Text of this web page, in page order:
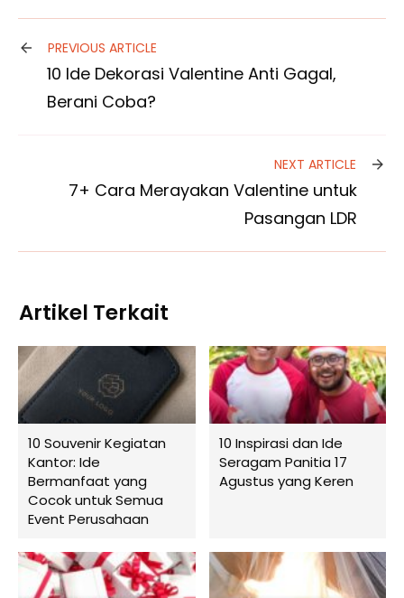
PREVIOUS ARTICLE
10 Ide Dekorasi Valentine Anti Gagal,
Berani Coba?
NEXT ARTICLE
7+ Cara Merayakan Valentine untuk
Pasangan LDR
Artikel Terkait
10 Souvenir Kegiatan
Kantor: Ide
Bermanfaat yang
Cocok untuk Semua
Event Perusahaan
10 Inspirasi dan Ide
Seragam Panitia 17
Agustus yang Keren